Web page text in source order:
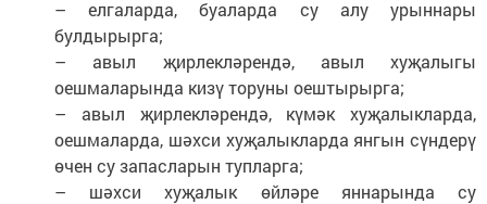
– елгаларда, буаларда су алу урыннары
булдырырга;
– авыл җирлекләрендә, авыл хуҗалыгы
оешмаларында кизү торуны оештырырга;
– авыл җирлекләрендә, күмәк хуҗалыкларда,
оешмаларда, шәхси хуҗалыкларда янгын сүндерү
өчен су запасларын тупларга;
– шәхси хуҗалык өйләре яннарында су